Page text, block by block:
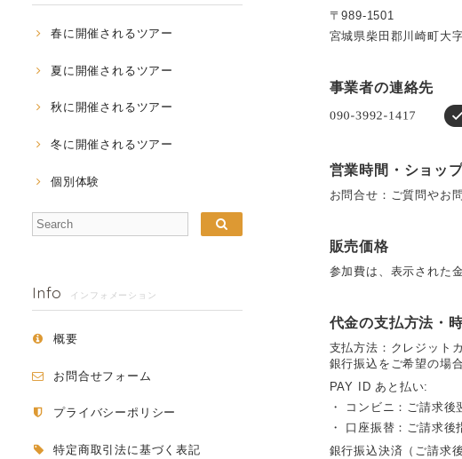
春に開催されるツアー
夏に開催されるツアー
秋に開催されるツアー
冬に開催されるツアー
個別体験
Info インフォメーション
概要
お問合せフォーム
プライバシーポリシー
特定商取引法に基づく表記
〒989-1501
宮城県柴田郡川崎町大
事業者の連絡先
営業時間・ショッ
お問合せ：ご質問やお
販売価格
参加費は、表示された
代金の支払方法・
支払方法：クレジット
銀行振込をご希望の場
PAY ID あと払い:
・ コンビニ：ご請求後
・ 口座振替：ご請求
銀行振込決済（ご請求